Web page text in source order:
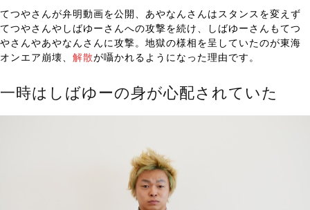
てつやさんが弁明動画を公開、あやなんさんはスタンスを変えず
てつやさんやしばゆーさんへの攻撃を続け、しばゆーさんもてつ
やさんやあやなんさんに攻撃。地獄の様相を呈していたのが東海
オンエア崩壊、 解散が囁かれるようになった理由です。
一時はしばゆーの身が心配されていた